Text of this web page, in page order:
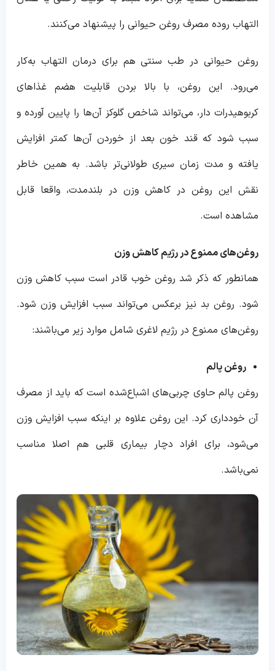
التهاب روده مصرف روغن حیوانی را پیشنهاد می‌کنند.
روغن حیوانی در طب سنتی هم برای درمان التهاب به‌کار
می‌رود. این روغن، با بالا بردن قابلیت هضم غذا‌های
کربوهیدرات دار، می‌تواند شاخص گلوکز آن‌ها را پایین آورده و
سبب شود که قند خون بعد از خوردن آن‌ها کمتر افزایش
یافته و مدت زمان سیری طولانی‌تر باشد. به همین خاطر
نقش این روغن در کاهش وزن در بلندمدت، واقعا قابل
مشاهده است.
روغن‌های ممنوع در رژیم کاهش وزن
همانطور که ذکر شد روغن خوب قادر است سبب کاهش وزن
شود. روغن بد نیز برعکس می‌تواند سبب افزایش وزن شود.
روغن‌های ممنوع در رژیم لاغری شامل موارد زیر می‌باشند:
روغن پالم
روغن پالم حاوی چربی‌های اشباع‌شده است که باید از مصرف
آن خودداری کرد. این روغن علاوه بر اینکه سبب افزایش وزن
می‌شود، برای افراد دچار بیماری قلبی هم اصلا مناسب
نمی‌باشد.